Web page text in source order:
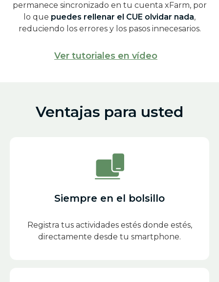
permanece sincronizado en tu cuenta xFarm, por
lo que puedes rellenar el CUE olvidar nada,
reduciendo los errores y los pasos innecesarios.
Ver tutoriales en vídeo
Ventajas para usted
Siempre en el bolsillo
Registra tus actividades estés donde estés,
directamente desde tu smartphone.